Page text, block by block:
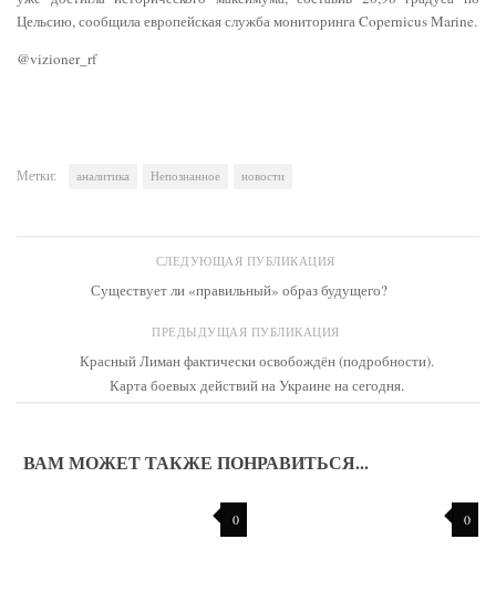
Цельсию, сообщила европейская служба мониторинга Copernicus Marine.
@vizioner_rf
Метки: аналитика Непознанное новости
СЛЕДУЮЩАЯ ПУБЛИКАЦИЯ
Существует ли «правильный» образ будущего?
ПРЕДЫДУЩАЯ ПУБЛИКАЦИЯ
Красный Лиман фактически освобождён (подробности).
Карта боевых действий на Украине на сегодня.
ВАМ МОЖЕТ ТАКЖЕ ПОНРАВИТЬСЯ...
0 0